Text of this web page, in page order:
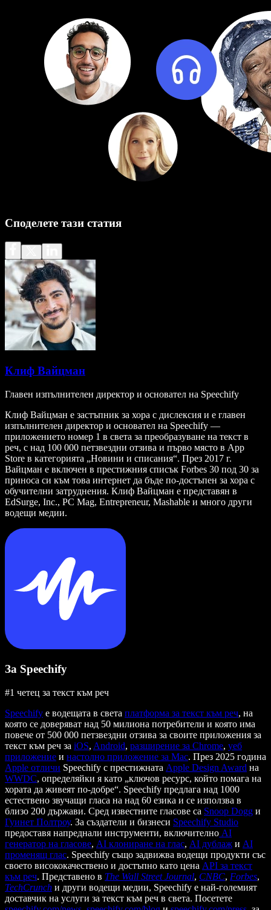
Споделете тази статия
Клиф Вайцман
Главен изпълнителен директор и основател на Speechify
Клиф Вайцман е застъпник за хора с дислексия и е главен
изпълнителен директор и основател на Speechify —
приложението номер 1 в света за преобразуване на текст в
реч, с над 100 000 петзвездни отзива и първо място в App
Store в категорията „Новини и списания“. През 2017 г.
Вайцман е включен в престижния списък Forbes 30 под 30 за
приноса си към това интернет да бъде по-достъпен за хора с
обучителни затруднения. Клиф Вайцман е представян в
EdSurge, Inc., PC Mag, Entrepreneur, Mashable и много други
водещи медии.
За Speechify
#1 четец за текст към реч
Speechify е водещата в света платформа за текст към реч, на
която се доверяват над 50 милиона потребители и която има
повече от 500 000 петзвездни отзива за своите приложения за
текст към реч за iOS, Android, разширение за Chrome, уеб
приложение и настолно приложение за Mac. През 2025 година
Apple отличи Speechify с престижната Apple Design Award на
WWDC, определяйки я като „ключов ресурс, който помага на
хората да живеят по-добре“. Speechify предлага над 1000
естествено звучащи гласа на над 60 езика и се използва в
близо 200 държави. Сред известните гласове са Snoop Dogg и
Гуинет Полтроу. За създатели и бизнеси Speechify Studio
предоставя напреднали инструменти, включително AI
генератор на гласове, AI клониране на глас, AI дублаж и AI
променящ глас. Speechify също задвижва водещи продукти със
своето висококачествено и достъпно като цена API за текст
към реч. Представено в The Wall Street Journal, CNBC, Forbes,
TechCrunch и други водещи медии, Speechify е най-големият
доставчик на услуги за текст към реч в света. Посетете